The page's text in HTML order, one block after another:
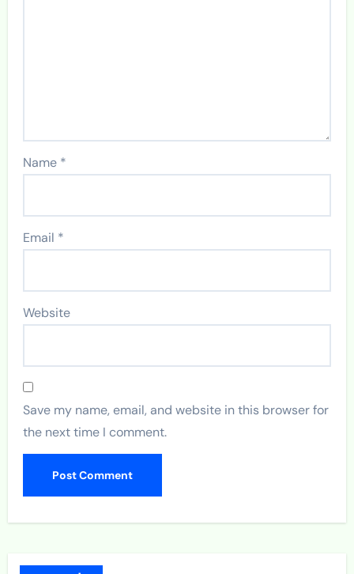
Name *
Email *
Website
Save my name, email, and website in this browser for
the next time I comment.